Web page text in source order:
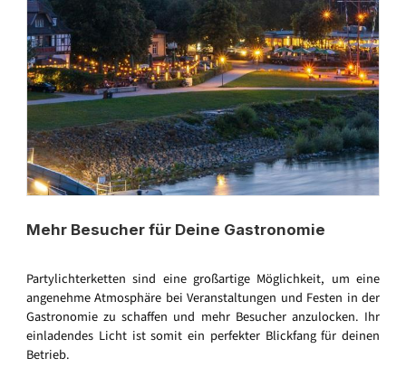
Mehr Besucher für Deine Gastronomie
Partylichterketten sind eine großartige Möglichkeit, um eine
angenehme Atmosphäre bei Veranstaltungen und Festen in der
Gastronomie zu schaffen und mehr Besucher anzulocken. Ihr
einladendes Licht ist somit ein perfekter Blickfang für deinen
Betrieb.